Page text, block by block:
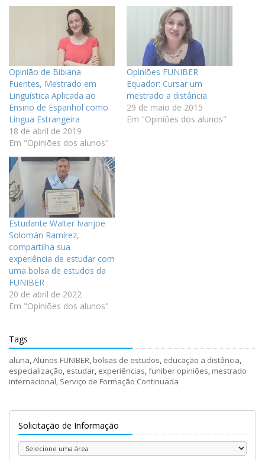
Opinião de Bibiana
Fuentes, Mestrado em
Linguística Aplicada ao
Ensino de Espanhol como
Língua Estrangeira
18 de abril de 2019
Em "Opiniões dos alunos"
Opiniões FUNIBER
Equador: Cursar um
mestrado a distância
29 de maio de 2015
Em "Opiniões dos alunos"
Estudante Walter Ivanjoe
Solomán Ramírez,
compartilha sua
experiência de estudar com
uma bolsa de estudos da
FUNIBER
20 de abril de 2022
Em "Opiniões dos alunos"
Tags
aluna Alunos FUNIBER bolsas de estudos educação a distância
especialização estudar experiências funiber opiniões mestrado
internacional Serviço de Formação Continuada
Solicitação de Informação